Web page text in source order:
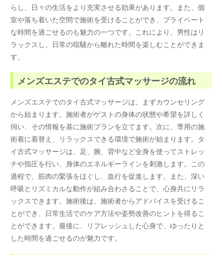
らし、日々の生活をより充実させる効果があります。また、個
室や落ち着いた空間で施術を受けることができ、プライベート
な時間を過ごせるのも魅力の一つです。これにより、男性はリ
ラックスし、日常の喧騒から離れた時間を楽しむことができま
す。
メンズエステでのタイ古式マッサージの流れ
メンズエステでのタイ古式マッサージは、まずカウンセリング
から始まります。施術者がゲストの身体の状態や希望を詳しく
伺い、その情報を基に施術プランを立てます。次に、専用の施
術着に着替え、リラックスできる環境で施術が始まります。タ
イ古式マッサージは、足、腕、背中など全身を使ってストレッ
チや指圧を行い、身体のエネルギーラインを刺激します。この
過程で、筋肉の緊張をほぐし、血行を促進します。また、深い
呼吸とリズミカルな動作が組み合わさることで、心身共にリラ
ックスできます。施術後は、施術者からアドバイスを受けるこ
とができ、日常生活でのケア方法や姿勢改善のヒントを得るこ
とができます。最後に、リフレッシュした心身で、ゆったりと
した時間を過ごせるのが魅力です。